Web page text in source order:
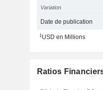
Variation
Date de publication
1USD en Millions
Ratios